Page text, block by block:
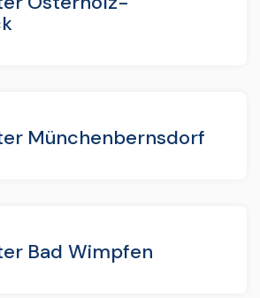
Münchenbernsdorf
Bad Wimpfen